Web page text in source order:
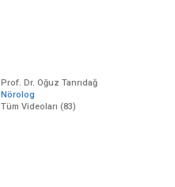
Prof. Dr. Oğuz Tanrıdağ
Nörolog
Tüm Videoları (83)